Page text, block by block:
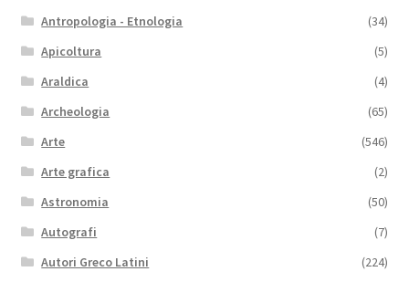
Antropologia - Etnologia
(34)
Apicoltura
(5)
Araldica
(4)
Archeologia
(65)
Arte
(546)
Arte grafica
(2)
Astronomia
(50)
Autografi
(7)
Autori Greco Latini
(224)